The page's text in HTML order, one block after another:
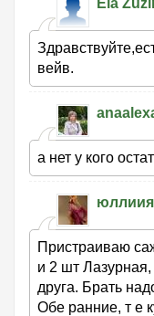
Ela
вейв.
а нет у кого
юллиия
Пристраиваю
и 2 шт
друга. Брать
Обе ранние, т е